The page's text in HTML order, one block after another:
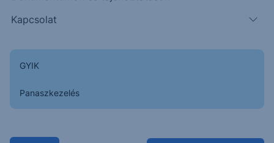
Kapcsolat
GYIK
Panaszkezelés
szerzett a Santander Bank Polska-ban, mely
eredményébe, ami jelentős mérlegfőösszeg
növekedést eredményezett.